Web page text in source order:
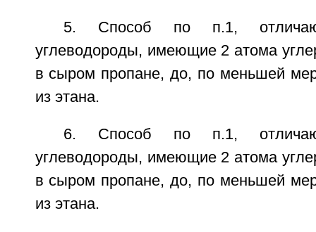
5. Способ по п.1,
углеводороды, имеющие 2 атома
в сыром пропане, до, по меньшей
из этана.
6. Способ по п.1,
углеводороды, имеющие 2 атома
в сыром пропане, до, по меньшей
из этана.